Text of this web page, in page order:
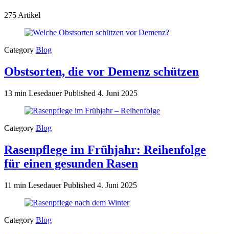
275 Artikel
Category Blog
Obstsorten, die vor Demenz schützen
13 min LesedauerPublished 4. Juni 2025
Category Blog
Rasenpflege im Frühjahr: Reihenfolge
für einen gesunden Rasen
11 min LesedauerPublished 4. Juni 2025
Category Blog